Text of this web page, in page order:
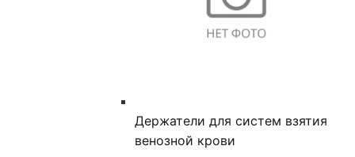
Держатели для систем взятия
венозной крови